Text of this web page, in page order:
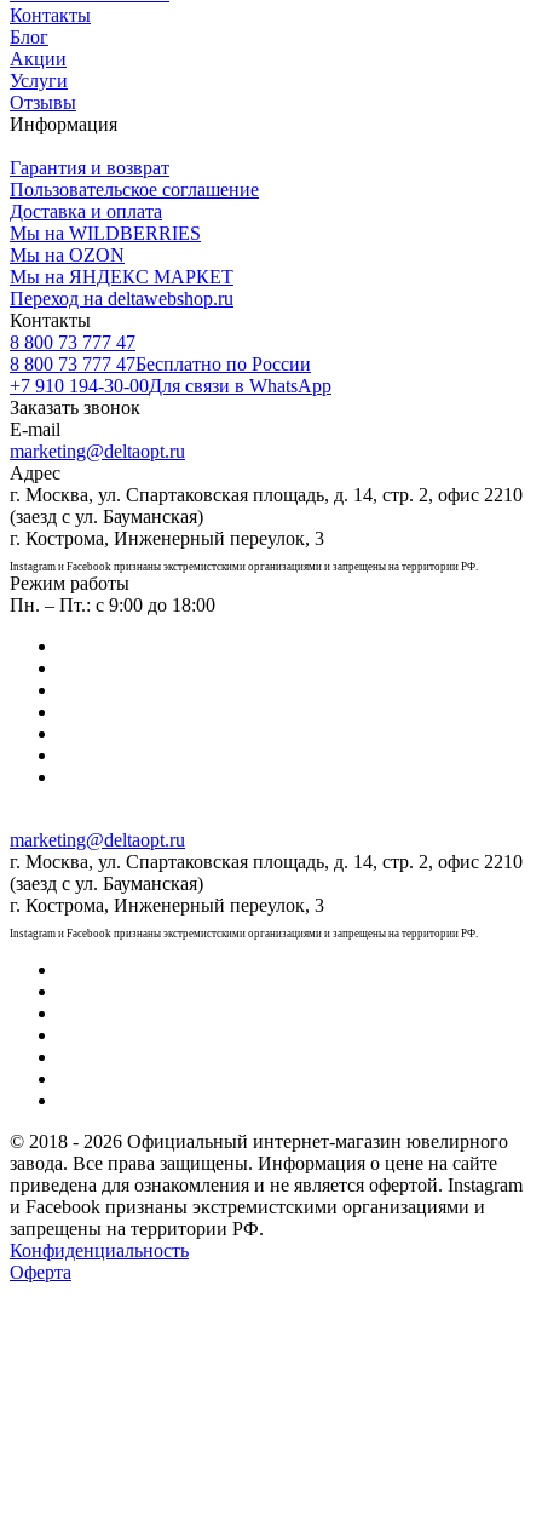
Контакты
Блог
Акции
Услуги
Отзывы
Информация
Гарантия и возврат
Пользовательское соглашение
Доставка и оплата
Мы на WILDBERRIES
Мы на OZON
Мы на ЯНДЕКС МАРКЕТ
Переход на deltawebshop.ru
Контакты
8 800 73 777 47
8 800 73 777 47Бесплатно по России
+7 910 194-30-00Для связи в WhatsApp
Заказать звонок
E-mail
marketing@deltaopt.ru
Адрес
г. Москва, ул. Спартаковская площадь, д. 14, стр. 2, офис 2210
(заезд с ул. Бауманская)
г. Кострома, Инженерный переулок, 3
Instagram и Facebook признаны экстремистскими организациями и запрещены на территории РФ.
Режим работы
Пн. – Пт.: с 9:00 до 18:00
marketing@deltaopt.ru
г. Москва, ул. Спартаковская площадь, д. 14, стр. 2, офис 2210
(заезд с ул. Бауманская)
г. Кострома, Инженерный переулок, 3
Instagram и Facebook признаны экстремистскими организациями и запрещены на территории РФ.
© 2018 - 2026 Официальный интернет-магазин ювелирного
завода. Все права защищены. Информация о цене на сайте
приведена для ознакомления и не является офертой. Instagram
и Facebook признаны экстремистскими организациями и
запрещены на территории РФ.
Конфиденциальность
Оферта